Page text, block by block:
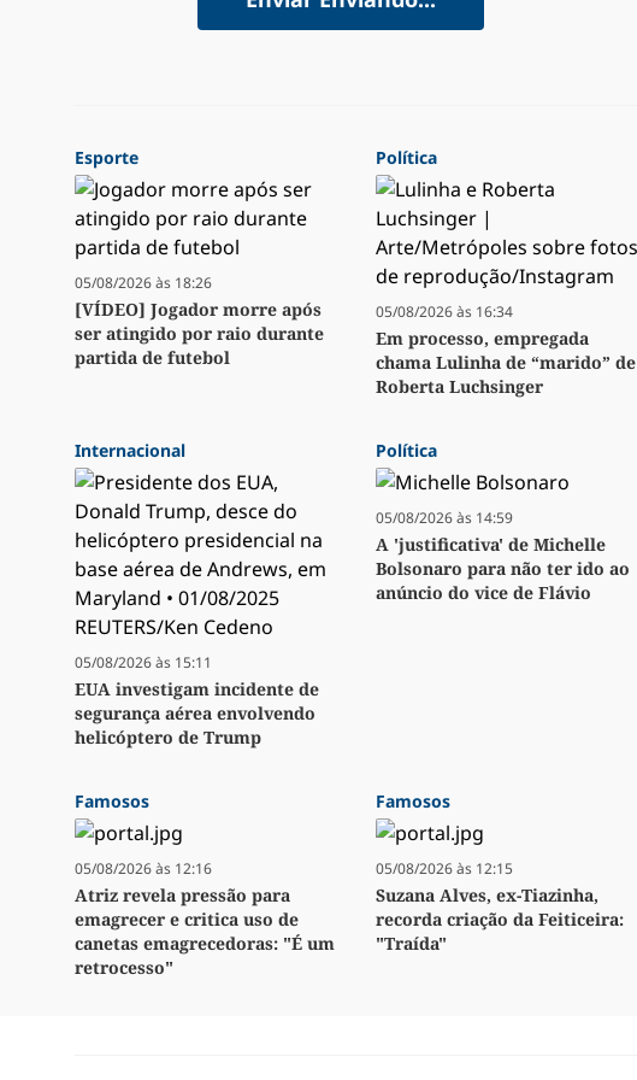
Esporte
05/08/2026 às 18:26
[VÍDEO] Jogador morre após
ser atingido por raio durante
partida de futebol
Política
05/08/2026 às 16:34
Em processo, empregada
chama Lulinha de “marido” de
Roberta Luchsinger
Internacional
05/08/2026 às 15:11
EUA investigam incidente de
segurança aérea envolvendo
helicóptero de Trump
Política
05/08/2026 às 14:59
A 'justificativa' de Michelle
Bolsonaro para não ter ido ao
anúncio do vice de Flávio
Famosos
05/08/2026 às 12:16
Atriz revela pressão para
emagrecer e critica uso de
canetas emagrecedoras: "É um
retrocesso"
Famosos
05/08/2026 às 12:15
Suzana Alves, ex-Tiazinha,
recorda criação da Feiticeira:
"Traída"